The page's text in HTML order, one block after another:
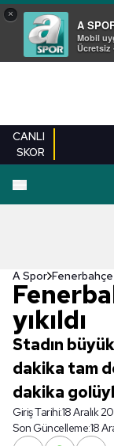
×
A
Mobil
Ücretsiz
CANLI
SKOR
A Spor
yıkıldı
Stadın
dakika tam
dakika
Giriş Tarihi:18 Aralık
Son Güncelleme:18